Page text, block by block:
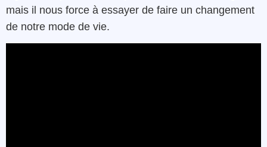
mais il nous force à essayer de faire un changement
de notre mode de vie.